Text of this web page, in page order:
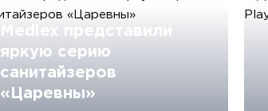
Medlex представили
яркую серию
санитайзеров
«Царевны»